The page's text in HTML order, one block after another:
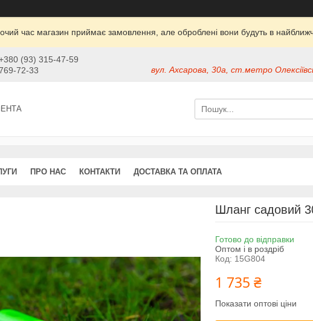
час магазин приймає замовлення, але оброблені вони будуть в
(93) 315-47-59
72-33
вул. Ахсарова, 30а, ст.метро
ПРО НАС КОНТАКТИ ДОСТАВКА ТА ОПЛАТА
Шланг садовий
Готово до відправки
Оптом і в роздріб
Код: 15G804
1 735 ₴
Показати оптові ціни